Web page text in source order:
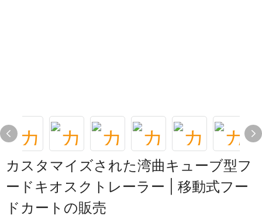
カスタマイズされた湾曲キューブ型フ
ードキオスクトレーラー | 移動式フー
ドカートの販売